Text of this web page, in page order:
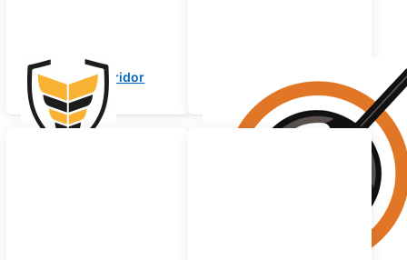
Bienenkorridor
Oxalsäureverdampfer